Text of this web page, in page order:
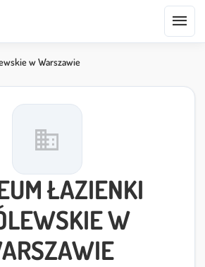
menu
w Warszawie
domain
ŁAZIENKI
W